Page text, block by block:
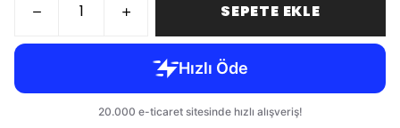
SEPETE EKLE